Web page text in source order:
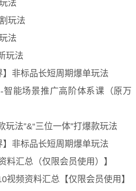
法
玩法
法
玩法
非标品长短周期爆单玩法
能场景推广高阶体系课（原万
法”&“三位一体”打爆款玩法
非标品长短周期爆单玩法
汇总（仅限会员使用）】
频资料汇总【仅限会员使用】